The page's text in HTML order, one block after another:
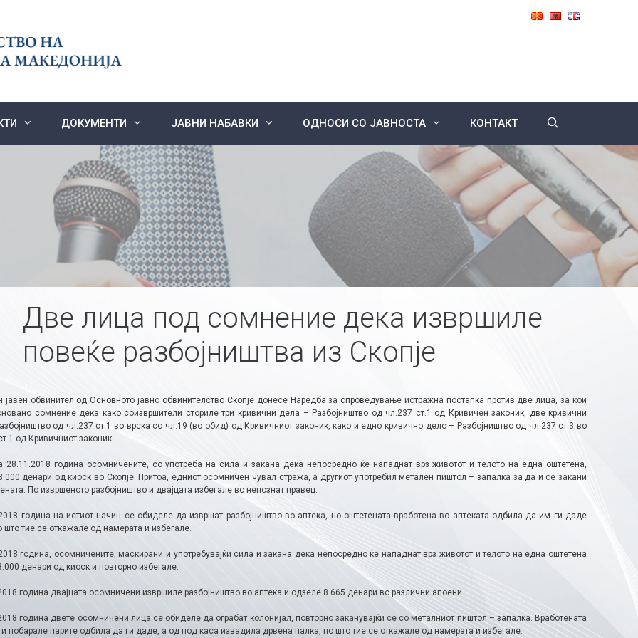
ДОКУМЕНТИ ЈАВНИ НАБАВКИ ОДНОСИ СО ЈАВНОСТА КОНТАКТ
Две лица под сомнение дека извршиле
повеќе разбојништва из Скопје
обвинител од Основното јавно обвинителство Скопје донесе Наредба за спроведување истражна постапка против две лица, за кои
сомнение дека како соизвршители сториле три кривични дела – Разбојништво од чл.237 ст.1 од Кривичен законик, две кривични
од чл.237 ст.1 во врска со чл.19 (во обид) од Кривичниот законик, како и едно кривично дело – Разбојништво од чл.237 ст.3 во
од Кривичниот законик.
28.11.2018 година осомничените, со употреба на сила и закана дека непосредно ќе нападнат врз животот и телото на една оштетена,
денари од киоск во Скопје. Притоа, едниот осомничен чувал стража, а другиот употребил метален пиштол – запалка за да и се закани
По извршеното разбојништво и двајцата избегале во непознат правец.
година на истиот начин се обиделе да извршат разбојништво во аптека, но оштетената вработена во аптеката одбила да им ги даде
што тие се откажале од намерата и избегале.
година, осомничените, маскирани и употребувајќи сила и закана дека непосредно ќе нападнат врз животот и телото на една оштетена
денари од киоск и повторно избегале.
година двајцата осомничени извршиле разбојништво во аптека и одзеле 8.665 денари во различни апоени.
година двете осомничени лица се обиделе да ограбат колонијал, повторно заканувајќи се со металниот пиштол – запалка. Вработената
побарале парите одбила да ги даде, а од под каса извадила дрвена палка, по што тие се откажале од намерата и избегале.